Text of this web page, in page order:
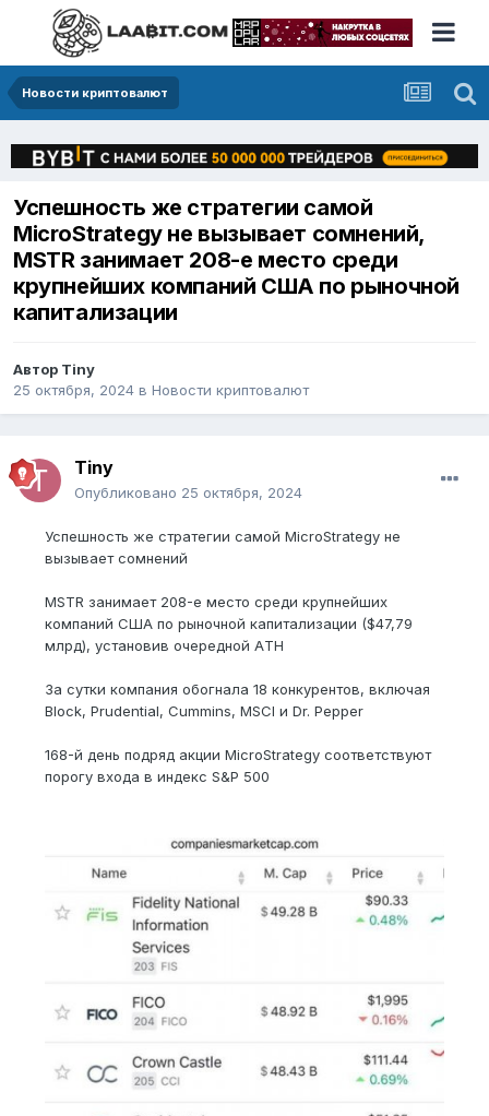
Новости криптовалют
Успешность же стратегии самой
MicroStrategy не вызывает сомнений,
MSTR занимает 208-е место среди
крупнейших компаний США по рыночной
капитализации
Автор Tiny
25 октября, 2024 в Новости криптовалют
Tiny
Опубликовано 25 октября, 2024
Успешность же стратегии самой MicroStrategy не
вызывает сомнений
MSTR занимает 208-е место среди крупнейших
компаний США по рыночной капитализации ($47,79
млрд), установив очередной АTH
За сутки компания обогнала 18 конкурентов, включая
Block, Prudential, Cummins, MSCI и Dr. Pepper
168-й день подряд акции MicroStrategy соответствуют
порогу входа в индекс S&P 500